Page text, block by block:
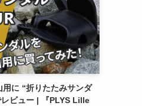
用に “折りたたみサンダ
ビュー | 『PLYS Lille